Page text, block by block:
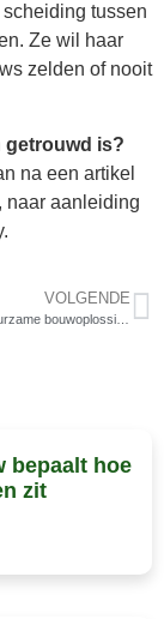
tussen
Ze wil haar
zelden of nooit
getrouwd is?
na een artikel
naar aanleiding
VOLGENDE
De basis voor duurzame bouwoplossingen
bepaalt hoe
zit